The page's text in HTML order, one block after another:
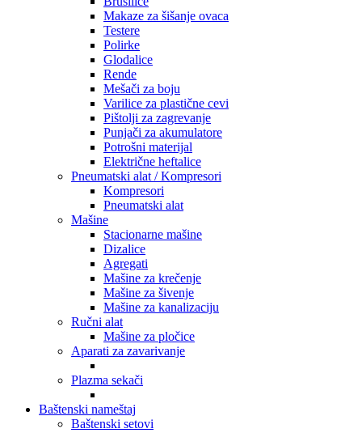
Makaze za šišanje ovaca
Testere
Polirke
Glodalice
Rende
Mešači za boju
Varilice za plastične cevi
Pištolji za zagrevanje
Punjači za akumulatore
Potrošni materijal
Električne heftalice
Pneumatski alat / Kompresori
Kompresori
Pneumatski alat
Mašine
Stacionarne mašine
Dizalice
Agregati
Mašine za krečenje
Mašine za šivenje
Mašine za kanalizaciju
Ručni alat
Mašine za pločice
Aparati za zavarivanje
Plazma sekači
Baštenski nameštaj
Baštenski setovi